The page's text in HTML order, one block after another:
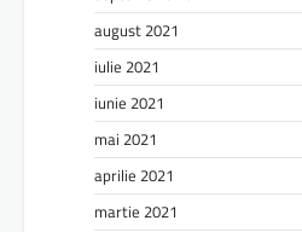
august 2021
iulie 2021
iunie 2021
mai 2021
aprilie 2021
martie 2021